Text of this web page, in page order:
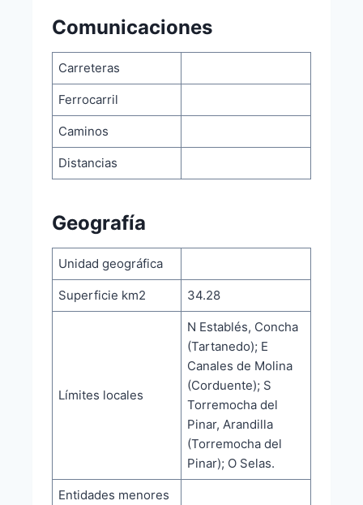
Comunicaciones
Carreteras
Ferrocarril
Caminos
Distancias
Geografía
Unidad geográfica
Superficie km2 34.28
Límites locales
N Establés, Concha
(Tartanedo); E
Canales de Molina
(Corduente); S
Torremocha del
Pinar, Arandilla
(Torremocha del
Pinar); O Selas.
Entidades menores